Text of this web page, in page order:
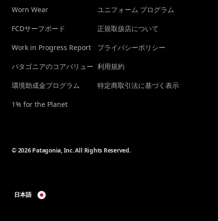
Worn Wear
FCDサーフボード
Work in Progress Report
パタゴニアのコアバリュー
環境助成金プログラム
1% for the Planet
ユニフォーム プログラム
正規取扱店について
プライバシーポリシー
利用規約
特定商取引法に基づく表示
© 2026 Patagonia, Inc. All Rights Reserved.
日本語